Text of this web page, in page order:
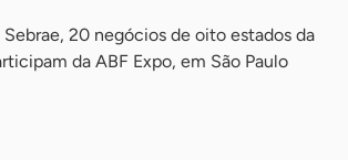
20 negócios de oito estados da
da ABF Expo, em São Paulo